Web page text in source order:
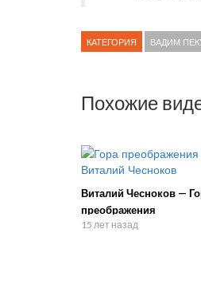
КАТЕГОРИЯ ВАДИМ
Похожие
Виталий Чесноков —
преображения
15 лет назад